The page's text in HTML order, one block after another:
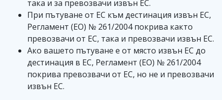
така и за превозвачи извън ЕС.
При пътуване от ЕС към дестинация извън ЕС,
Регламент (ЕО) № 261/2004 покрива както
превозвачи от ЕС, така и превозвачи извън ЕС.
Ако вашето пътуване е от място извън ЕС до
дестинация в ЕС, Регламент (ЕО) № 261/2004
покрива превозвачи от ЕС, но не и превозвачи
извън ЕС.